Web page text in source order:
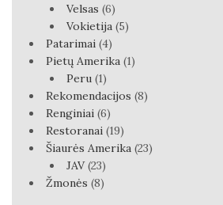
Velsas (6)
Vokietija (5)
Patarimai (4)
Pietų Amerika (1)
Peru (1)
Rekomendacijos (8)
Renginiai (6)
Restoranai (19)
Šiaurės Amerika (23)
JAV(23)
Žmonės (8)